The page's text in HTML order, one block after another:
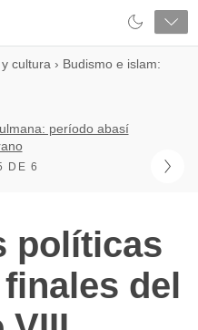
cultura › Budismo e islam:
período abasí
DE 6
políticas
del